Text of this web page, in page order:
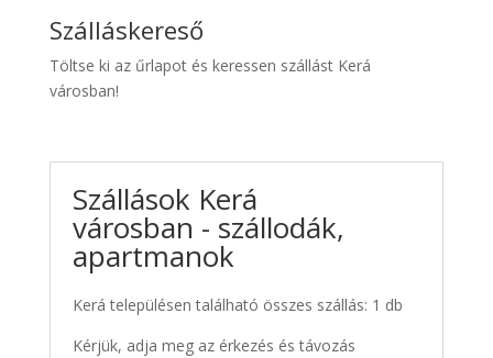
Kiwi
Taxi
Szálláskereső
Töltse ki az űrlapot és keressen szállást Kerá
városban!
Szállások Kerá
városban - szállodák,
apartmanok
Kerá településen található összes szállás: 1 db
Kérjük, adja meg az érkezés és távozás